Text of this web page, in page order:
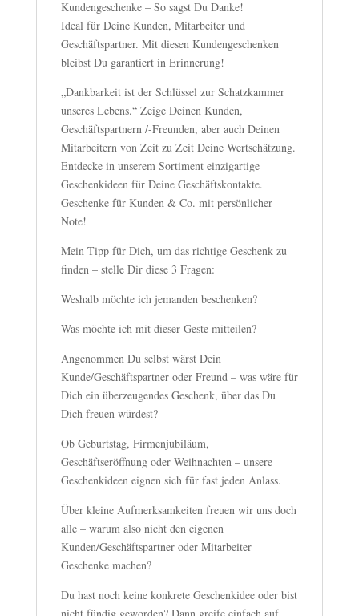
Kundengeschenke – So sagst Du Danke!
Ideal für Deine Kunden, Mitarbeiter und
Geschäftspartner. Mit diesen Kundengeschenken
bleibst Du garantiert in Erinnerung!
„Dankbarkeit ist der Schlüssel zur Schatzkammer
unseres Lebens.“ Zeige Deinen Kunden,
Geschäftspartnern /-Freunden, aber auch Deinen
Mitarbeitern von Zeit zu Zeit Deine Wertschätzung.
Entdecke in unserem Sortiment einzigartige
Geschenkideen für Deine Geschäftskontakte.
Geschenke für Kunden & Co. mit persönlicher
Note!
Mein Tipp für Dich, um das richtige Geschenk zu
finden – stelle Dir diese 3 Fragen:
Weshalb möchte ich jemanden beschenken?
Was möchte ich mit dieser Geste mitteilen?
Angenommen Du selbst wärst Dein
Kunde/Geschäftspartner oder Freund – was wäre für
Dich ein überzeugendes Geschenk, über das Du
Dich freuen würdest?
Ob Geburtstag, Firmenjubiläum,
Geschäftseröffnung oder Weihnachten – unsere
Geschenkideen eignen sich für fast jeden Anlass.
Über kleine Aufmerksamkeiten freuen wir uns doch
alle – warum also nicht den eigenen
Kunden/Geschäftspartner oder Mitarbeiter
Geschenke machen?
Du hast noch keine konkrete Geschenkidee oder bist